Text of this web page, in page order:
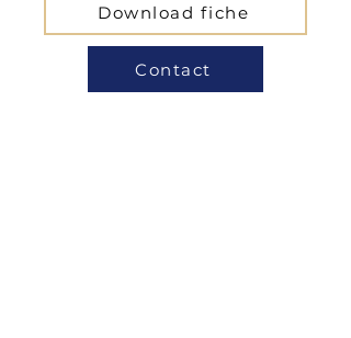
Download fiche
Contact